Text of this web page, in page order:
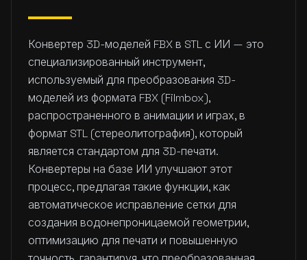
Конвертер 3D-моделей FBX в STL с ИИ — это
специализированный инструмент,
используемый для преобразования 3D-
моделей из формата FBX (Filmbox),
распространенного в анимации и играх, в
формат STL (стереолитография), который
является стандартом для 3D-печати.
Конвертеры на базе ИИ улучшают этот
процесс, предлагая такие функции, как
автоматическое исправление сетки для
создания водонепроницаемой геометрии,
оптимизацию для печати и повышенную